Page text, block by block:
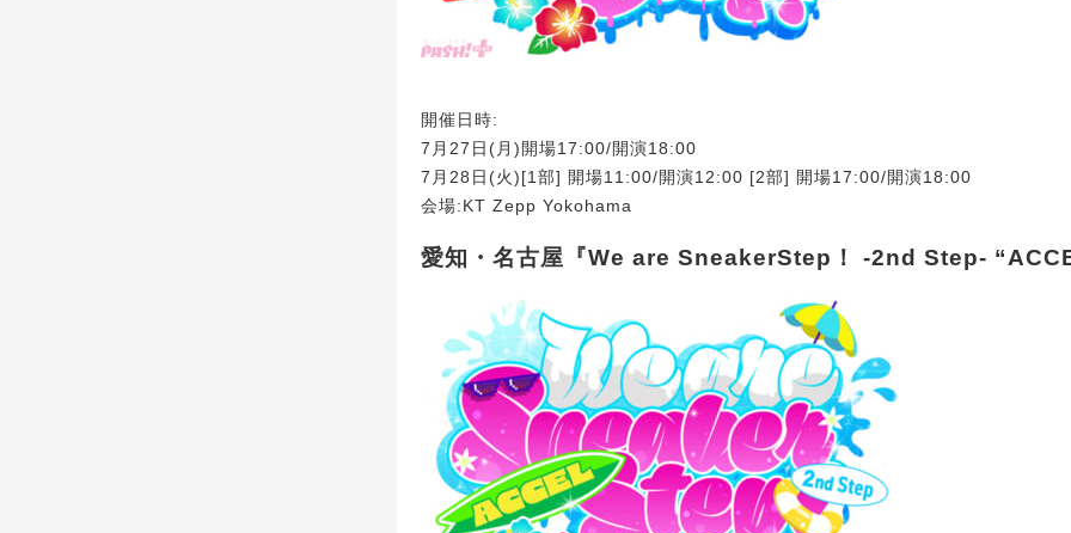
開催日時:
7月27日(月)開場17:00/開演18:00
7月28日(火)[1部] 開場11:00/開演12:00 [2部] 開場17:00/開演18:00
会場:KT Zepp Yokohama
愛知・名古屋『We are SneakerStep！ -2nd Step-